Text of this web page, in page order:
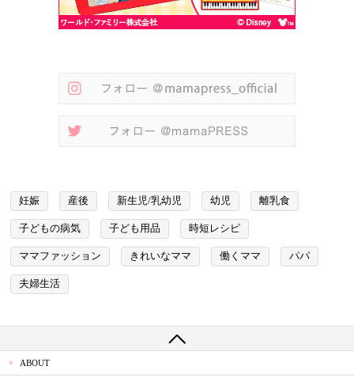
妊娠 産後 新生児/乳幼児 幼児 離乳食
子どもの病気 子ども用品 時短レシピ
ママファッション きれいなママ 働くママ パパ
夫婦生活
ABOUT